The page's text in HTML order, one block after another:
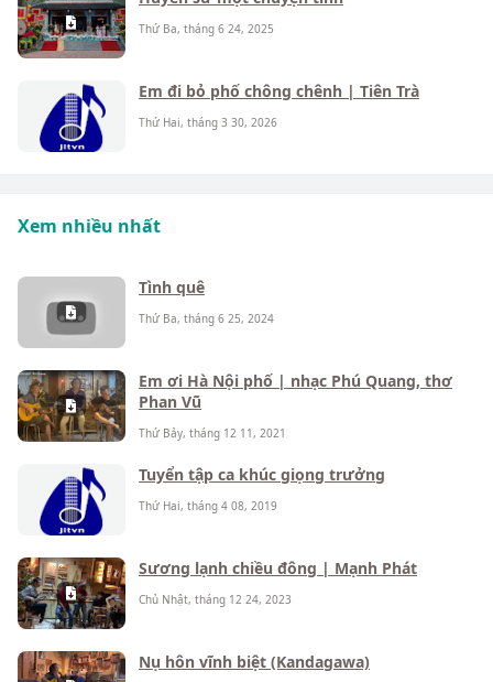
Thứ Ba, tháng 6 24, 2025
Em đi bỏ phố chông chênh | Tiên Trà
Thứ Hai, tháng 3 30, 2026
Xem nhiều nhất
Tình quê
Thứ Ba, tháng 6 25, 2024
Em ơi Hà Nội phố | nhạc Phú Quang, thơ
Phan Vũ
Thứ Bảy, tháng 12 11, 2021
Tuyển tập ca khúc giọng trưởng
Thứ Hai, tháng 4 08, 2019
Sương lạnh chiều đông | Mạnh Phát
Chủ Nhật, tháng 12 24, 2023
Nụ hôn vĩnh biệt (Kandagawa)